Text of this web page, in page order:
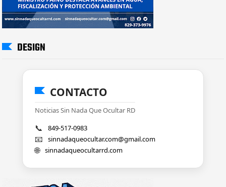
DESIGN
CONTACTO
Noticias Sin Nada Que Ocultar RD
📞 849-517-0983
📧 sinnadaqueocultar.com@gmail.com
🌐 sinnadaqueocultarrd.com